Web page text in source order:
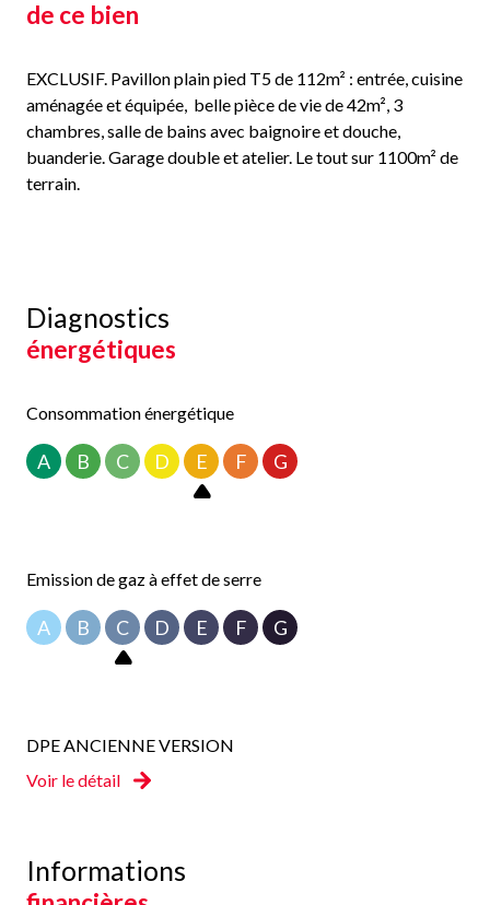
de ce bien
EXCLUSIF. Pavillon plain pied T5 de 112m² : entrée, cuisine
aménagée et équipée, belle pièce de vie de 42m², 3
chambres, salle de bains avec baignoire et douche,
buanderie. Garage double et atelier. Le tout sur 1100m² de
terrain.
Diagnostics
énergétiques
Consommation énergétique
A B C D E F G
Emission de gaz à effet de serre
A B C D E F G
DPE ANCIENNE VERSION
Voir le détail
Informations